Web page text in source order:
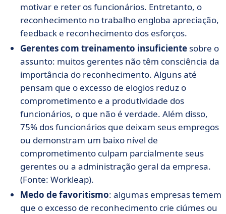
motivar e reter os funcionários. Entretanto, o
reconhecimento no trabalho engloba apreciação,
feedback e reconhecimento dos esforços.
Gerentes com treinamento insuficiente sobre o
assunto: muitos gerentes não têm consciência da
importância do reconhecimento. Alguns até
pensam que o excesso de elogios reduz o
comprometimento e a produtividade dos
funcionários, o que não é verdade. Além disso,
75% dos funcionários que deixam seus empregos
ou demonstram um baixo nível de
comprometimento culpam parcialmente seus
gerentes ou a administração geral da empresa.
(Fonte: Workleap).
Medo de favoritismo: algumas empresas temem
que o excesso de reconhecimento crie ciúmes ou